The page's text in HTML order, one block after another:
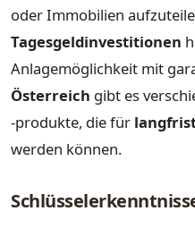
oder Immobilien
Tagesgeldinvestitionen
Anlagemöglichkeit mit
Österreich gibt es
-produkte, die für
werden können.